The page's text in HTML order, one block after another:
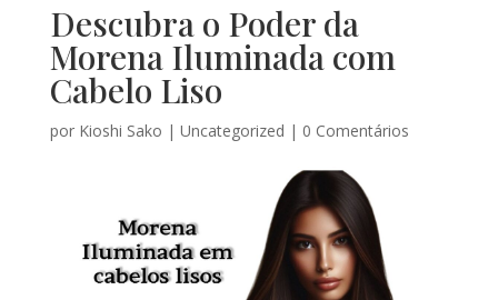
Descubra o Poder da
Morena Iluminada com
Cabelo Liso
por Kioshi Sako | Uncategorized | 0 Comentários